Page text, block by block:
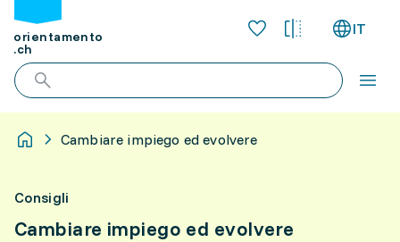
orientamento
.ch
IT
Cambiare impiego ed evolvere
Consigli
Cambiare impiego ed evolvere